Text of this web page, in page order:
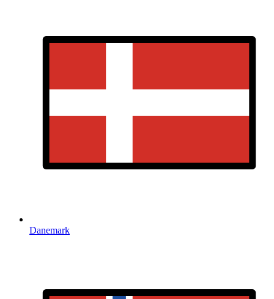
Danemark